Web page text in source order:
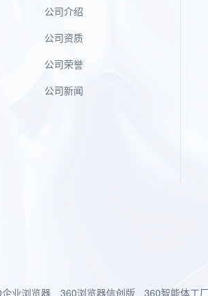
公司介绍
公司资质
公司荣誉
公司新闻
业浏览器 360浏览器信创版 360智能体工